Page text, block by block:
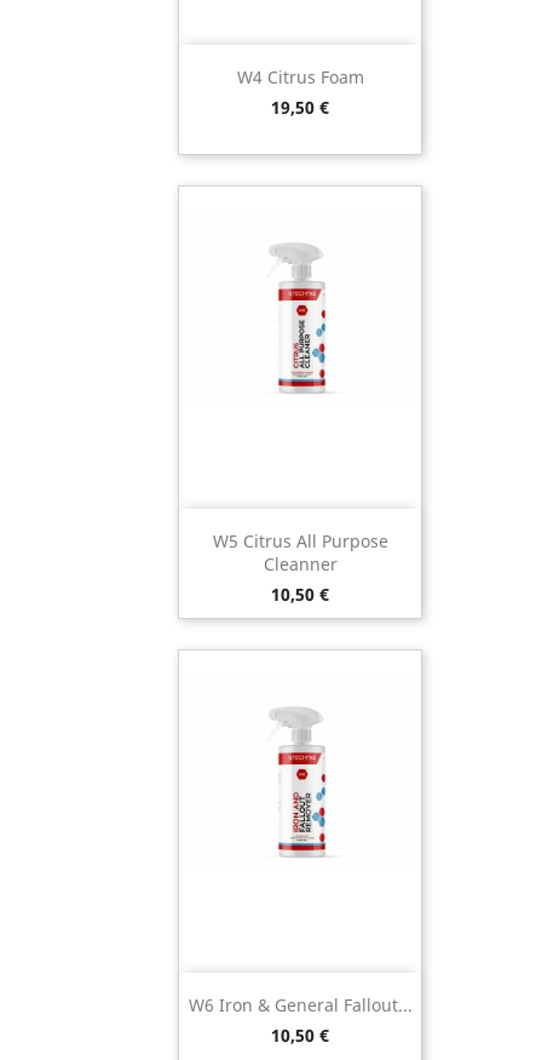
W4 Citrus Foam
Preço
19,50 €
W5 Citrus All Purpose
Cleanner
Preço
10,50 €
W6 Iron & General Fallout...
Preço
10,50 €